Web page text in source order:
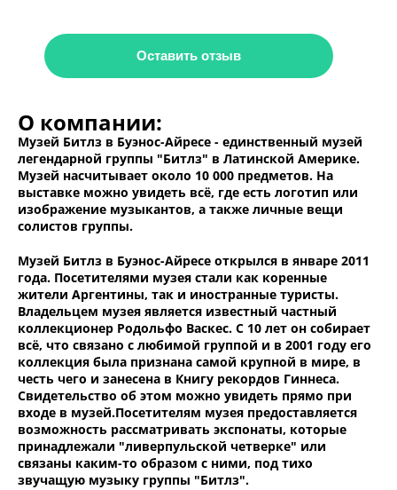
Оставить отзыв
О компании:
Музей Битлз в Буэнос-Айресе - единственный музей
легендарной группы "Битлз" в Латинской Америке.
Музей насчитывает около 10 000 предметов. На
выставке можно увидеть всё, где есть логотип или
изображение музыкантов, а также личные вещи
солистов группы.
Музей Битлз в Буэнос-Айресе открылся в январе 2011
года. Посетителями музея стали как коренные
жители Аргентины, так и иностранные туристы.
Владельцем музея является известный частный
коллекционер Родольфо Васкес. С 10 лет он собирает
всё, что связано с любимой группой и в 2001 году его
коллекция была признана самой крупной в мире, в
честь чего и занесена в Книгу рекордов Гиннеса.
Свидетельство об этом можно увидеть прямо при
входе в музей.Посетителям музея предоставляется
возможность рассматривать экспонаты, которые
принадлежали "ливерпульской четверке" или
связаны каким-то образом с ними, под тихо
звучащую музыку группы "Битлз".